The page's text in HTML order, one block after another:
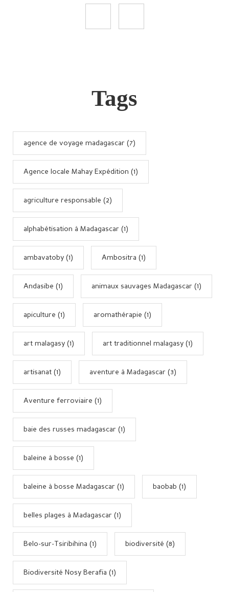
Tags
agence de voyage madagascar (7)
Agence locale Mahay Expédition (1)
agriculture responsable (2)
alphabétisation à Madagascar (1)
ambavatoby (1) Ambositra (1)
Andasibe (1) animaux sauvages Madagascar (1)
apiculture (1) aromathérapie (1)
art malagasy (1) art traditionnel malagasy (1)
artisanat (1) aventure à Madagascar (3)
Aventure ferroviaire (1)
baie des russes madagascar (1)
baleine à bosse (1)
baleine à bosse Madagascar (1) baobab (1)
belles plages à Madagascar (1)
Belo-sur-Tsiribihina (1) biodiversité (8)
Biodiversité Nosy Berafia (1)